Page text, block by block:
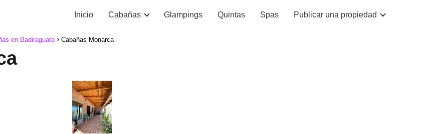
Inicio Cabañas Glampings Quintas Spas Publicar una propiedad
en Badiraguato Cabañas Monarca